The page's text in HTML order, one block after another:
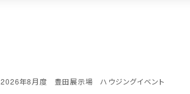
2026年8月度 豊田展示場 ハウジングイベント